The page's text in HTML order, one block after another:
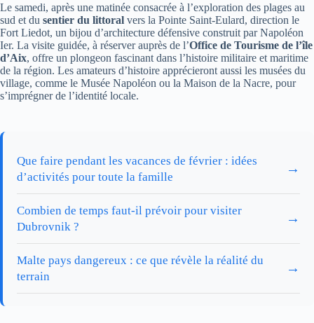
Le samedi, après une matinée consacrée à l’exploration des plages au
sud et du sentier du littoral vers la Pointe Saint-Eulard, direction le
Fort Liedot, un bijou d’architecture défensive construit par Napoléon
Ier. La visite guidée, à réserver auprès de l’Office de Tourisme de l’île
d’Aix, offre un plongeon fascinant dans l’histoire militaire et maritime
de la région. Les amateurs d’histoire apprécieront aussi les musées du
village, comme le Musée Napoléon ou la Maison de la Nacre, pour
s’imprégner de l’identité locale.
Que faire pendant les vacances de février : idées
d’activités pour toute la famille
→
Combien de temps faut-il prévoir pour visiter
Dubrovnik ?
→
Malte pays dangereux : ce que révèle la réalité du
terrain
→